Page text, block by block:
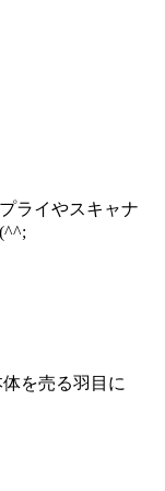
ライやスキャナ
を売る羽目に